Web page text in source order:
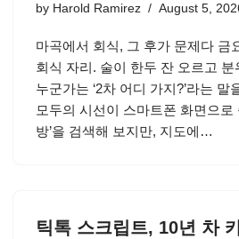
by Harold Ramirez August 5,
마곡에서 회식, 그 후가 문제다 금
회식 자리. 술이 한두 잔 오르고
누군가는 ‘2차 어디 가지?’라는
모두의 시선이 스마트폰 화면으로
방’을 검색해 보지만, 지도에…
틱톡 스크립트, 10년 차